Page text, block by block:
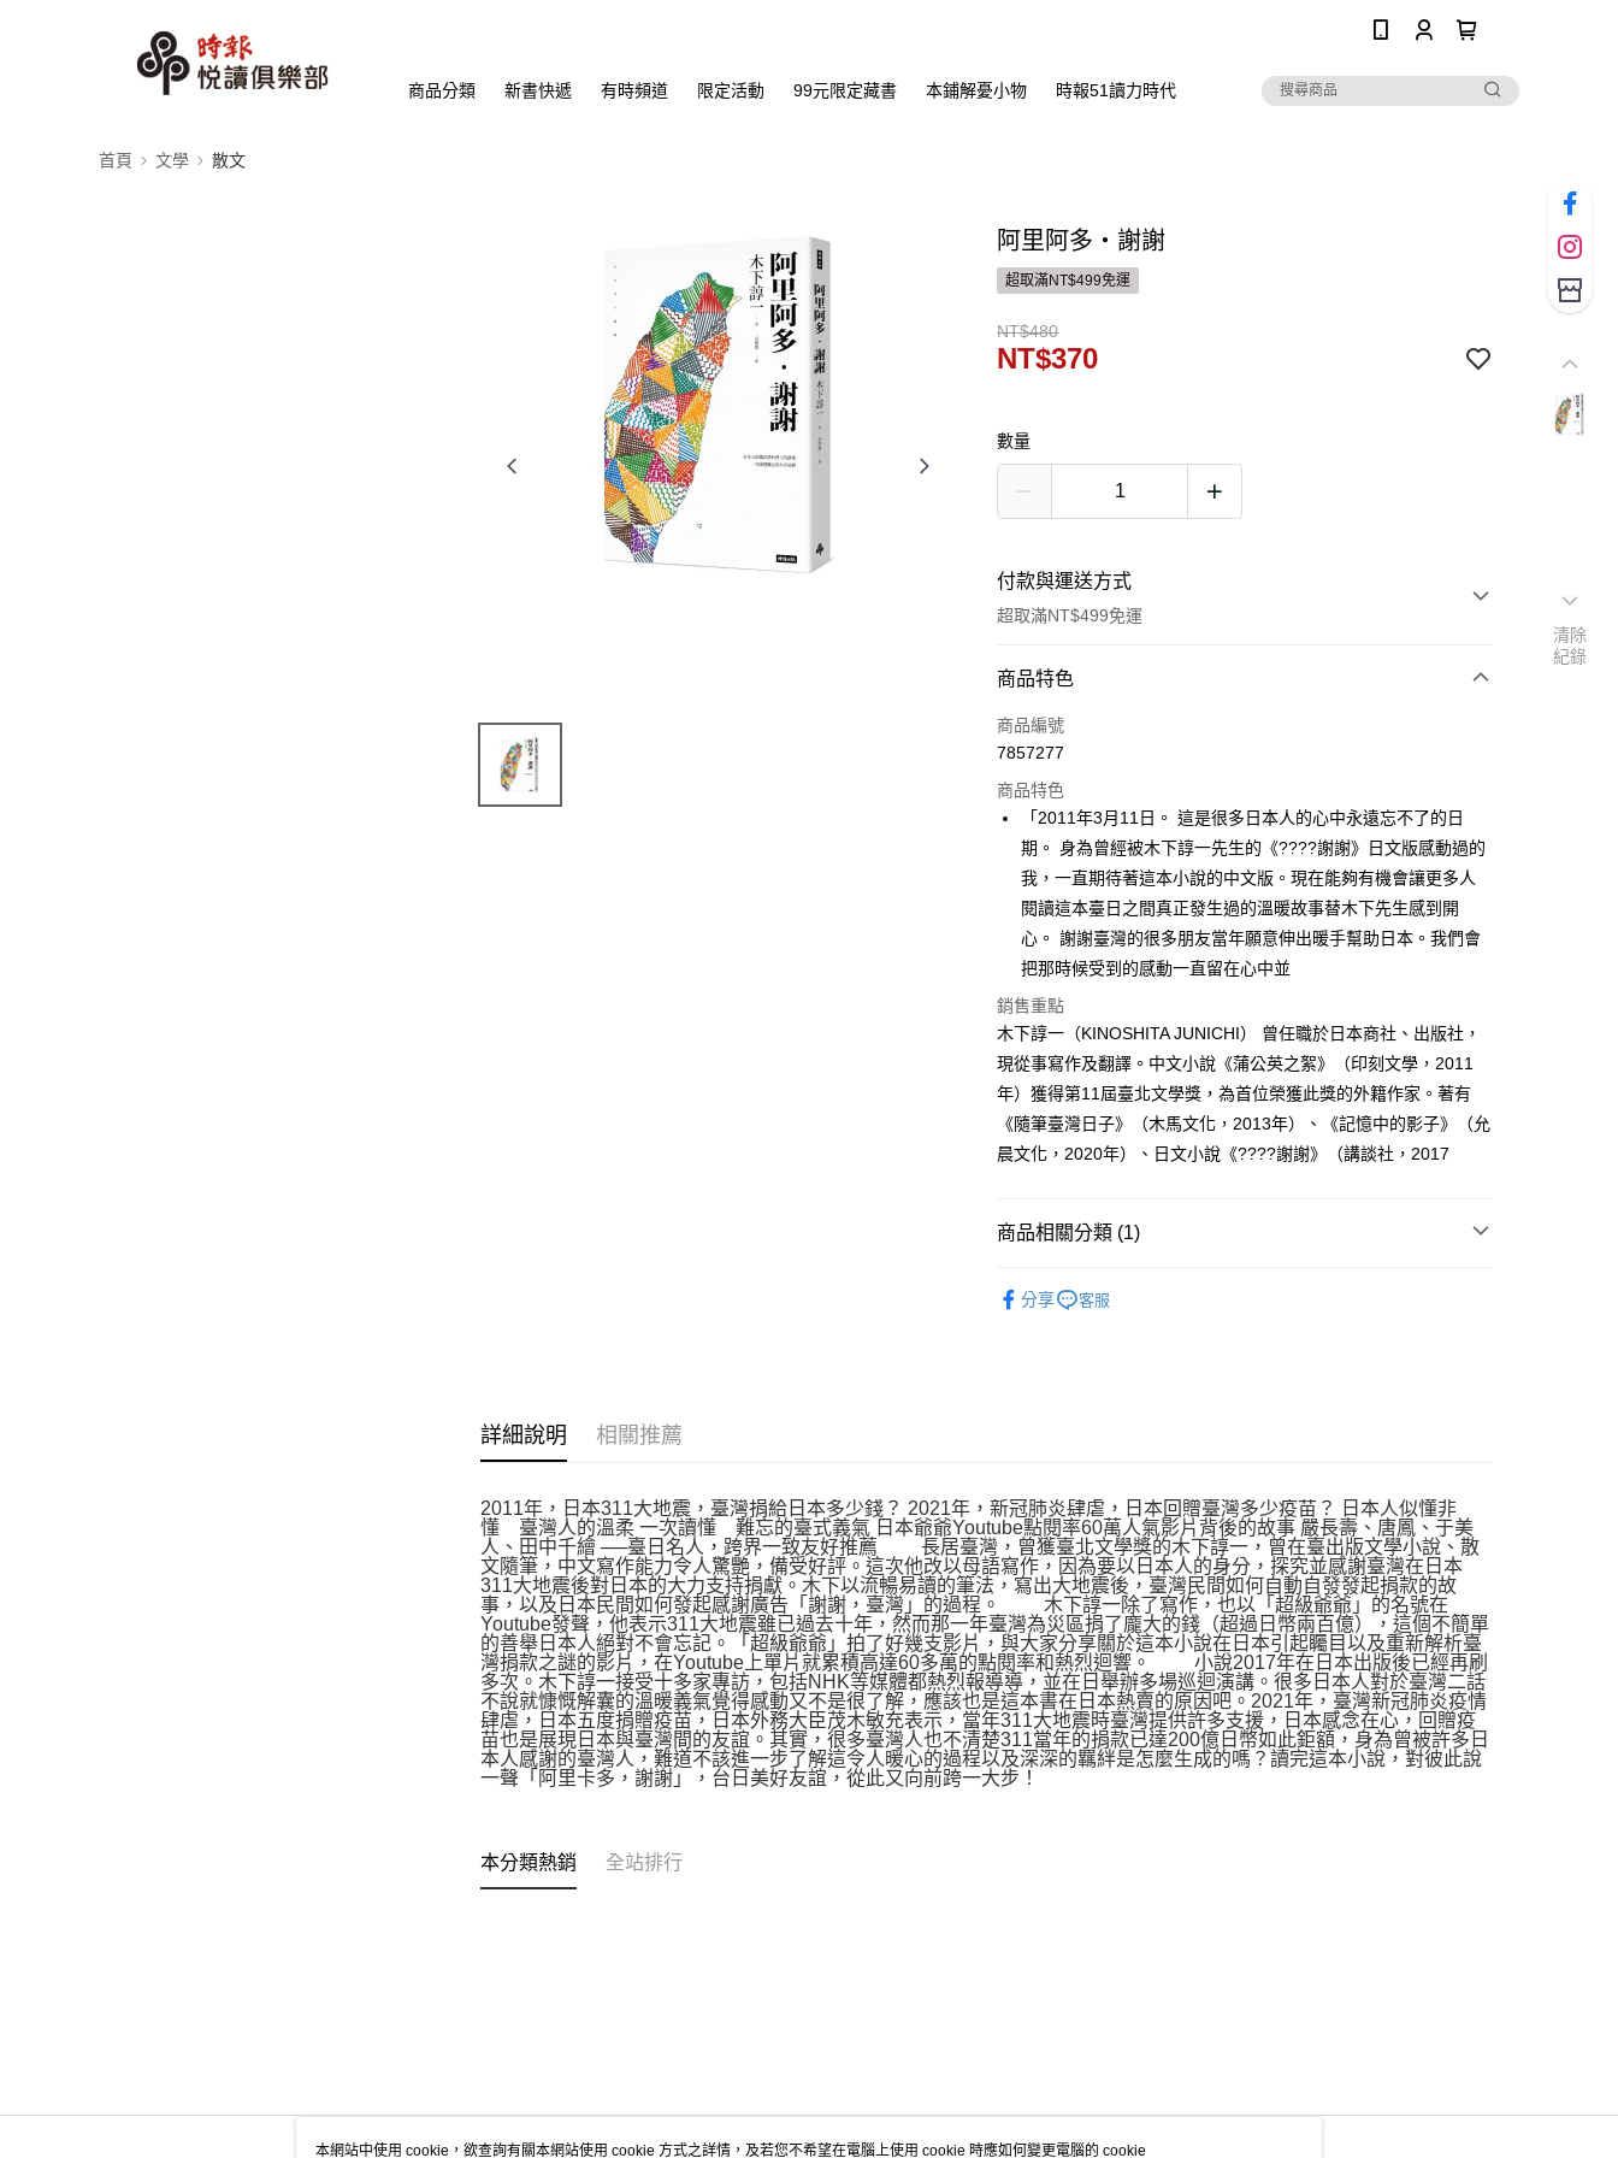
商品分類 新書快遞 有時頻道 限定活動 99元限定藏書 本鋪解憂小物 時報51讀力時代
首頁 文學 散文
阿里阿多‧謝謝
超取滿NT$499免運
NT$480
NT$370
數量
付款與運送方式
超取滿NT$499免運
付款方式
信用卡一次付款
運送方式
付款後全家取貨
每筆NT$60，滿NT$499(含以上)免運費
付款後7-11取貨
每筆NT$60，滿NT$499(含以上)免運費
宅配
每筆NT$100，滿NT$499(含以上)免運費
商品特色
商品編號
7857277
商品特色
「2011年3月11日。 這是很多日本人的心中永遠忘不了的日
期。 身為曾經被木下諄一先生的《????謝謝》日文版感動過的
我，一直期待著這本小說的中文版。現在能夠有機會讓更多人
閱讀這本臺日之間真正發生過的溫暖故事替木下先生感到開
心。 謝謝臺灣的很多朋友當年願意伸出暖手幫助日本。我們會
把那時候受到的感動一直留在心中並
銷售重點
木下諄一（KINOSHITA JUNICHI） 曾任職於日本商社、出版社，
現從事寫作及翻譯。中文小說《蒲公英之絮》（印刻文學，2011
年）獲得第11屆臺北文學獎，為首位榮獲此獎的外籍作家。著有
《隨筆臺灣日子》（木馬文化，2013年）、《記憶中的影子》（允
晨文化，2020年）、日文小說《????謝謝》（講談社，2017
商品相關分類 (1)
分享
客服
詳細說明 相關推薦
2011年，日本311大地震，臺灣捐給日本多少錢？ 2021年，新冠肺炎肆虐，日本回贈臺灣多少疫苗？ 日本人似懂非
懂 臺灣人的溫柔 一次讀懂 難忘的臺式義氣 日本爺爺Youtube點閱率60萬人氣影片背後的故事 嚴長壽、唐鳳、于美
人、田中千繪 ──臺日名人，跨界一致友好推薦 長居臺灣，曾獲臺北文學獎的木下諄一，曾在臺出版文學小說、散
文隨筆，中文寫作能力令人驚艷，備受好評。這次他改以母語寫作，因為要以日本人的身分，探究並感謝臺灣在日本
311大地震後對日本的大力支持捐獻。木下以流暢易讀的筆法，寫出大地震後，臺灣民間如何自動自發發起捐款的故
事，以及日本民間如何發起感謝廣告「謝謝，臺灣」的過程。 木下諄一除了寫作，也以「超級爺爺」的名號在
Youtube發聲，他表示311大地震雖已過去十年，然而那一年臺灣為災區捐了龐大的錢（超過日幣兩百億），這個不簡單
的善舉日本人絕對不會忘記。「超級爺爺」拍了好幾支影片，與大家分享關於這本小說在日本引起矚目以及重新解析臺
灣捐款之謎的影片，在Youtube上單片就累積高達60多萬的點閱率和熱烈迴響。 小說2017年在日本出版後已經再刷
多次。木下諄一接受十多家專訪，包括NHK等媒體都熱烈報導導，並在日舉辦多場巡迴演講。很多日本人對於臺灣二話
不說就慷慨解囊的溫暖義氣覺得感動又不是很了解，應該也是這本書在日本熱賣的原因吧。2021年，臺灣新冠肺炎疫情
肆虐，日本五度捐贈疫苗，日本外務大臣茂木敏充表示，當年311大地震時臺灣提供許多支援，日本感念在心，回贈疫
苗也是展現日本與臺灣間的友誼。其實，很多臺灣人也不清楚311當年的捐款已達200億日幣如此鉅額，身為曾被許多日
本人感謝的臺灣人，難道不該進一步了解這令人暖心的過程以及深深的羈絆是怎麼生成的嗎？讀完這本小說，對彼此說
一聲「阿里卡多，謝謝」，台日美好友誼，從此又向前跨一大步！
本分類熱銷 全站排行
清除
紀錄
本網站中使用 cookie，欲查詢有關本網站使用 cookie 方式之詳情，及若您不希望在電腦上使用 cookie 時應如何變更電腦的 cookie